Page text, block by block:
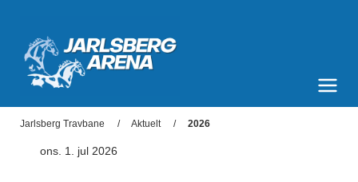
Jarlsberg Travbane Aktuelt 2026
ons. 1. jul 2026